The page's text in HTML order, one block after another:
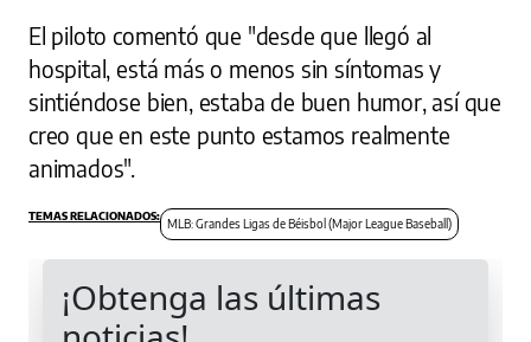
El piloto comentó que "desde que llegó al
hospital, está más o menos sin síntomas y
sintiéndose bien, estaba de buen humor, así que
creo que en este punto estamos realmente
animados".
MLB: Grandes Ligas de Béisbol (Major League Baseball)